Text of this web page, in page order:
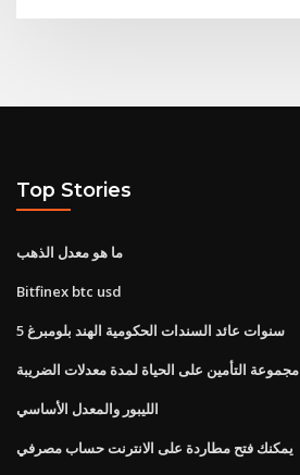
Top Stories
ما هو معدل الذهب
Bitfinex btc usd
5 سنوات عائد السندات الحكومية الهند بلومبرغ
مجموعة التأمين على الحياة لمدة معدلات الضريبة
الليبور والمعدل الأساسي
يمكنك فتح مطاردة على الانترنت حساب مصرفي